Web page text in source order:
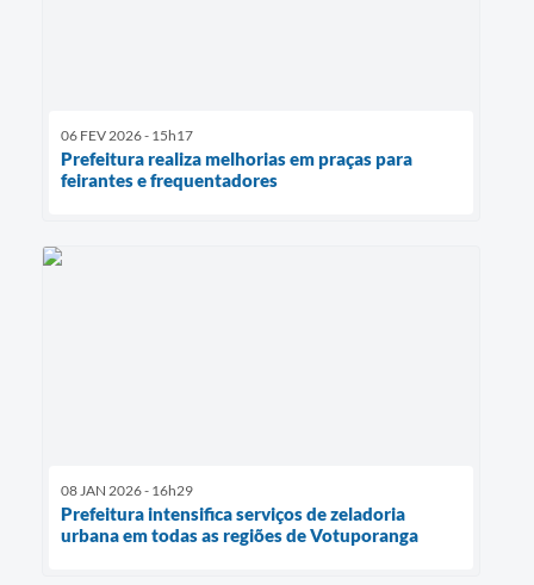
06 FEV 2026 - 15h17
Prefeitura realiza melhorias em praças para
feirantes e frequentadores
08 JAN 2026 - 16h29
Prefeitura intensifica serviços de zeladoria
urbana em todas as regiões de Votuporanga